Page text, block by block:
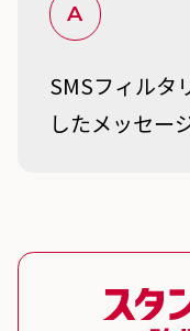
A
SMSフィルタ
したメッセー